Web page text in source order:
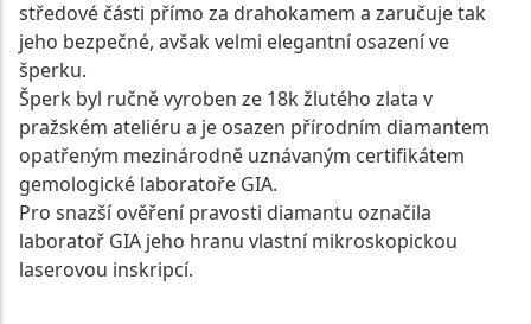
středové části přímo za drahokamem a zaručuje tak
jeho bezpečné, avšak velmi elegantní osazení ve
šperku.
Šperk byl ručně vyroben ze 18k žlutého zlata v
pražském ateliéru a je osazen přírodním diamantem
opatřeným mezinárodně uznávaným certifikátem
gemologické laboratoře GIA.
Pro snazší ověření pravosti diamantu označila
laboratoř GIA jeho hranu vlastní mikroskopickou
laserovou inskripcí.